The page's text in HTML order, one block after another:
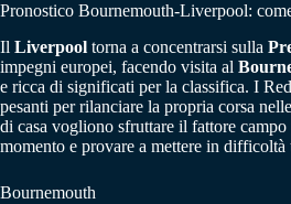
Pronostico Bournemouth-Liverpool:
Il Liverpool torna a concentrarsi sulla
impegni europei, facendo visita al
e ricca di significati per la classifica. I
pesanti per rilanciare la propria corsa
di casa vogliono sfruttare il fattore
momento e provare a mettere in
Bournemouth